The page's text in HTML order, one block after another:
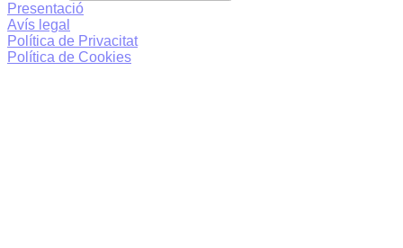
Presentació
Avís legal
Política de Privacitat
Política de Cookies